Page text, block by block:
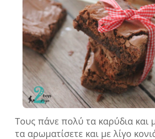
Τους πάνε πολύ τα καρύδια και
τα αρωματίσετε και με λίγο